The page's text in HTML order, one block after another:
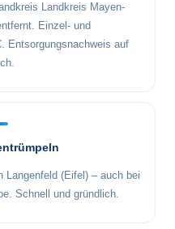
Landkreis Mayen-
Einzel- und
Entsorgungsnachweis auf
(Eifel) – auch bei
Schnell und gründlich.